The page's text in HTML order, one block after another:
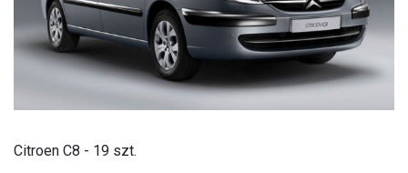
Citroen C8 - 19 szt.